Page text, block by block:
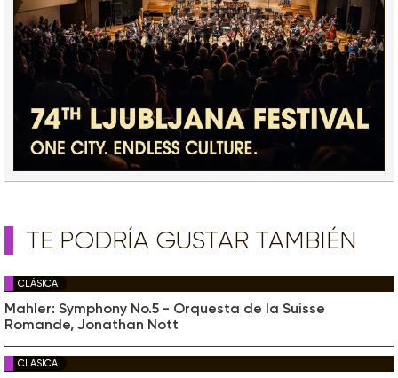
TE PODRÍA GUSTAR TAMBIÉN
CLÁSICA
Mahler: Symphony No.5 - Orquesta de la Suisse
Romande, Jonathan Nott
CLÁSICA